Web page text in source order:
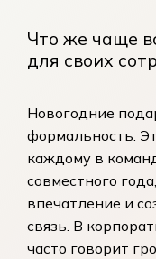
Что же чаще
для своих
Новогодние
формальность.
каждому в
совместного
впечатление и
связь. В
часто говорит